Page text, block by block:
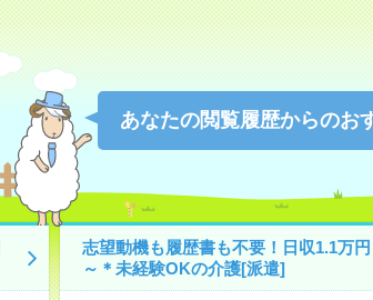
あなたの閲覧履歴からのお
志望動機も履歴書も不要！日収1.1万円
～＊未経験OKの介護[派遣]